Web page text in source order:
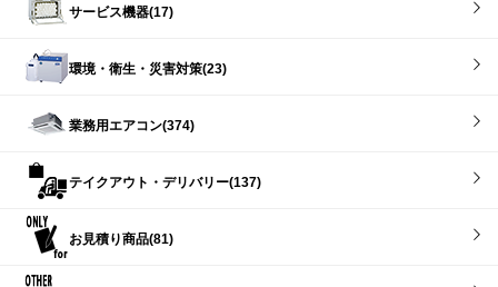
サービス機器(17)
環境・衛生・災害対策(23)
業務用エアコン(374)
テイクアウト・デリバリー(137)
お見積り商品(81)